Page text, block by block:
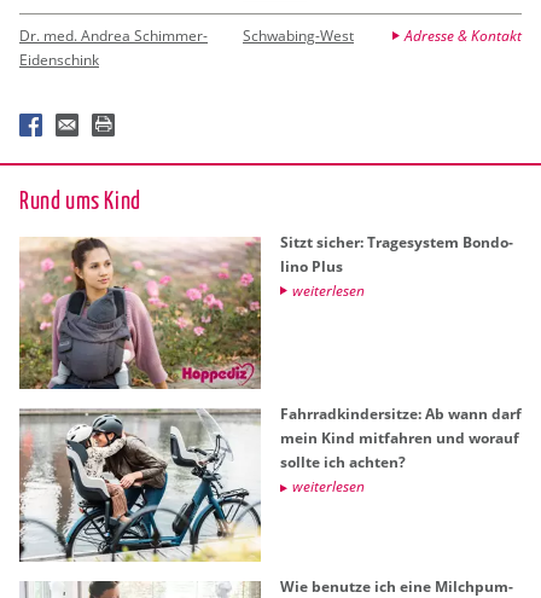
Dr. med. Andrea Schimmer-
Eidenschink
Schwabing-West Adresse & Kontakt
Rund ums Kind
Sitzt si­cher: Tra­ge­sys­tem Bon­do­
li­no Plus
wei­ter­le­sen
Fahr­rad­kin­der­sit­ze: Ab wann darf
mein Kind mit­fah­ren und wor­auf
soll­te ich ach­ten?
wei­ter­le­sen
Wie be­nut­ze ich eine Milch­pum­